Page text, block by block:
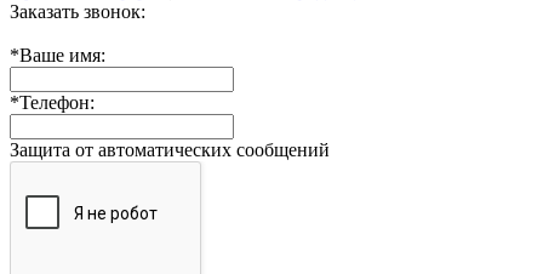
Заказать звонок:
*Ваше имя:
*Телефон:
Защита от автоматических сообщений